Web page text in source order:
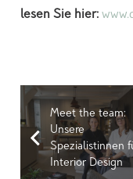
lesen Sie hier:
Meet the team:
Unsere
Spezialistinnen
Interior Design